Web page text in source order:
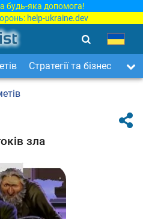
будь-яка допомога!
help-ukraine.dev
Стратегії та бізнес
зла